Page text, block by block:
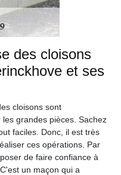
des cloisons
et ses
cloisons sont
grandes pièces. Sachez
faciles. Donc, il est très
ces opérations. Par
de faire confiance à
un maçon qui a